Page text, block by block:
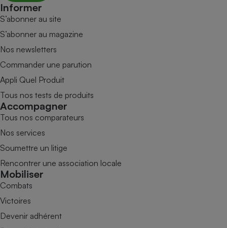
Informer
S’abonner au site
S’abonner au magazine
Nos newsletters
Commander une parution
Appli Quel Produit
Tous nos tests de produits
Accompagner
Tous nos comparateurs
Nos services
Soumettre un litige
Rencontrer une association locale
Mobiliser
Combats
Victoires
Devenir adhérent